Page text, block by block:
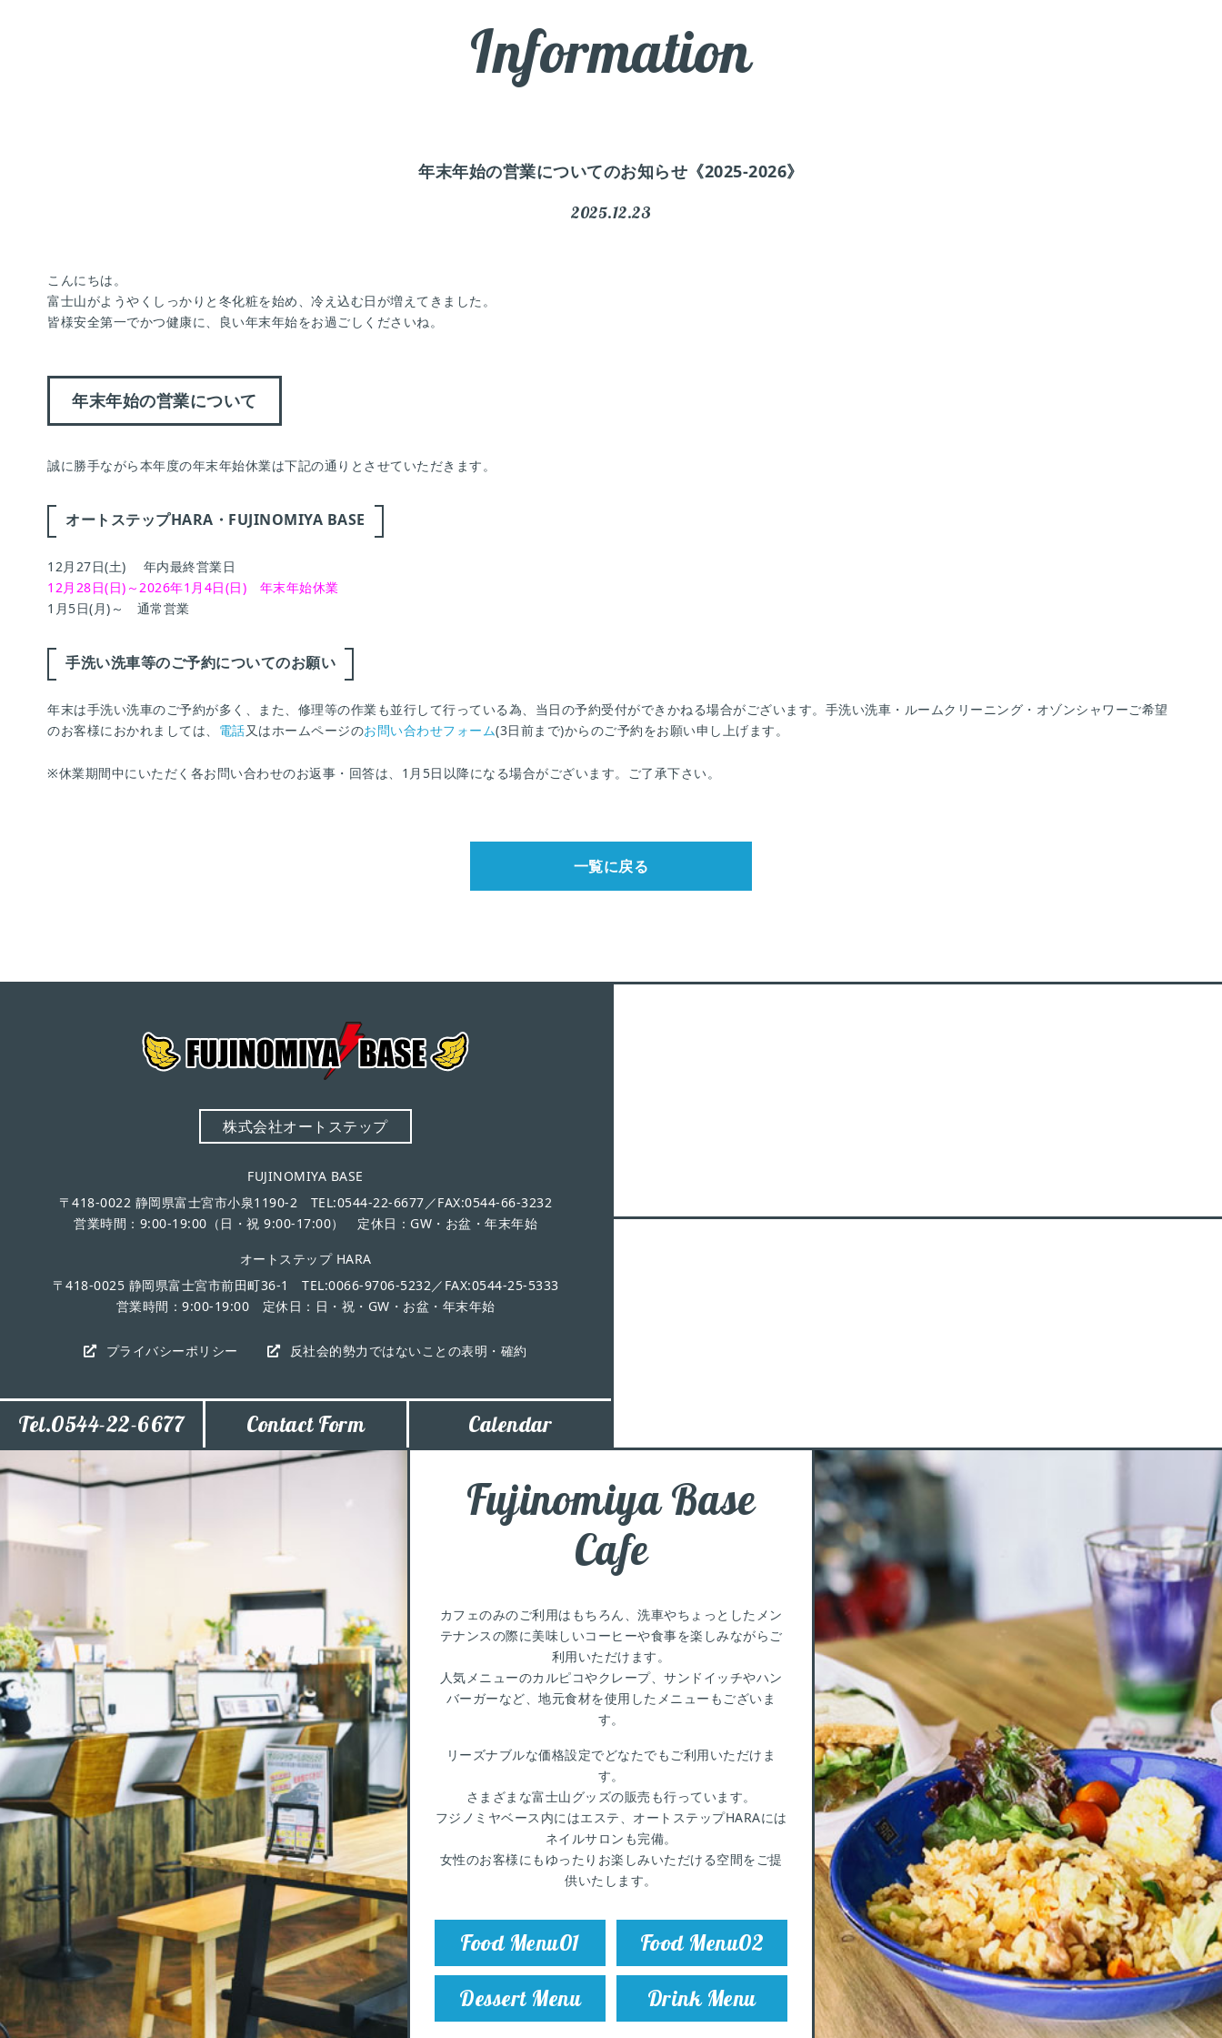
Information
年末年始の営業についてのお知らせ《2025-2026》
2025.12.23
こんにちは。
富士山がようやくしっかりと冬化粧を始め、冷え込む日が増えてきました。
皆様安全第一でかつ健康に、良い年末年始をお過ごしくださいね。
年末年始の営業について
誠に勝手ながら本年度の年末年始休業は下記の通りとさせていただきます。
オートステップHARA・FUJINOMIYA BASE
12月27日(土) 年内最終営業日
12月28日(日)～2026年1月4日(日) 年末年始休業
1月5日(月)～ 通常営業
手洗い洗車等のご予約についてのお願い
年末は手洗い洗車のご予約が多く、また、修理等の作業も並行して行っている為、当日の予約受付ができかねる場合がございます。手洗い洗車・ルームクリーニング・オゾンシャワーご希望
のお客様におかれましては、 電話又はホームページのお問い合わせフォーム(3日前まで)からのご予約をお願い申し上げます。
※休業期間中にいただく各お問い合わせのお返事・回答は、1月5日以降になる場合がございます。ご了承下さい。
一覧に戻る
株式会社オートステップ
FUJINOMIYA BASE
〒418-0022 静岡県富士宮市小泉1190-2 TEL:0544-22-6677／FAX:0544-66-3232
営業時間：9:00-19:00（日・祝 9:00-17:00） 定休日：GW・お盆・年末年始
オートステップ HARA
〒418-0025 静岡県富士宮市前田町36-1 TEL:0066-9706-5232／FAX:0544-25-5333
営業時間：9:00-19:00 定休日：日・祝・GW・お盆・年末年始
プライバシーポリシー 反社会的勢力ではないことの表明・確約
Tel.0544-22-6677 Contact Form Calendar
Fujinomiya Base
Cafe
カフェのみのご利用はもちろん、洗車やちょっとしたメン
テナンスの際に美味しいコーヒーや食事を楽しみながらご
利用いただけます。
人気メニューのカルピコやクレープ、サンドイッチやハン
バーガーなど、地元食材を使用したメニューもございま
す。
リーズナブルな価格設定でどなたでもご利用いただけま
す。
さまざまな富士山グッズの販売も行っています。
フジノミヤベース内にはエステ、オートステップHARAには
ネイルサロンも完備。
女性のお客様にもゆったりお楽しみいただける空間をご提
供いたします。
Food Menu01 Food Menu02
Dessert Menu Drink Menu